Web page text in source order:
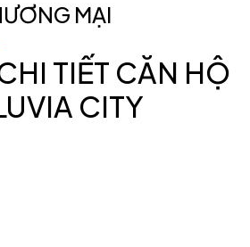
MẠI
TIẾT CĂN HỘ
CITY